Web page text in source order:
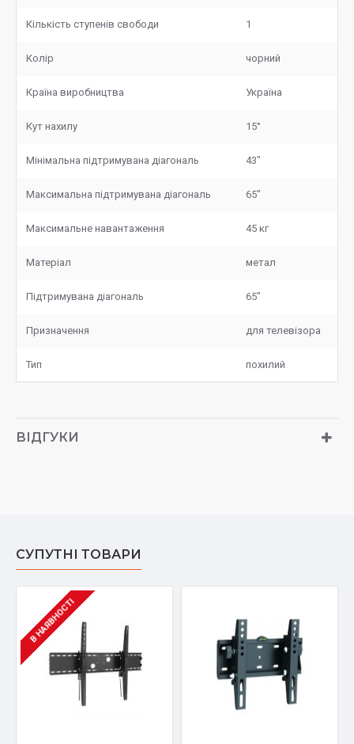
Кількість ступенів свободи 1
Колір чорний
Країна виробництва Україна
Кут нахилу 15°
Мінімальна підтримувана діагональ 43"
Максимальна підтримувана діагональ 65"
Максимальне навантаження 45 кг
Матеріал метал
Підтримувана діагональ 65"
Призначення для телевізора
Тип похилий
ВІДГУКИ
СУПУТНІ ТОВАРИ
В НАЯВНОСТІ